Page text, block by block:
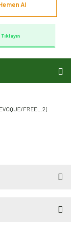
Al
FREEL.2)